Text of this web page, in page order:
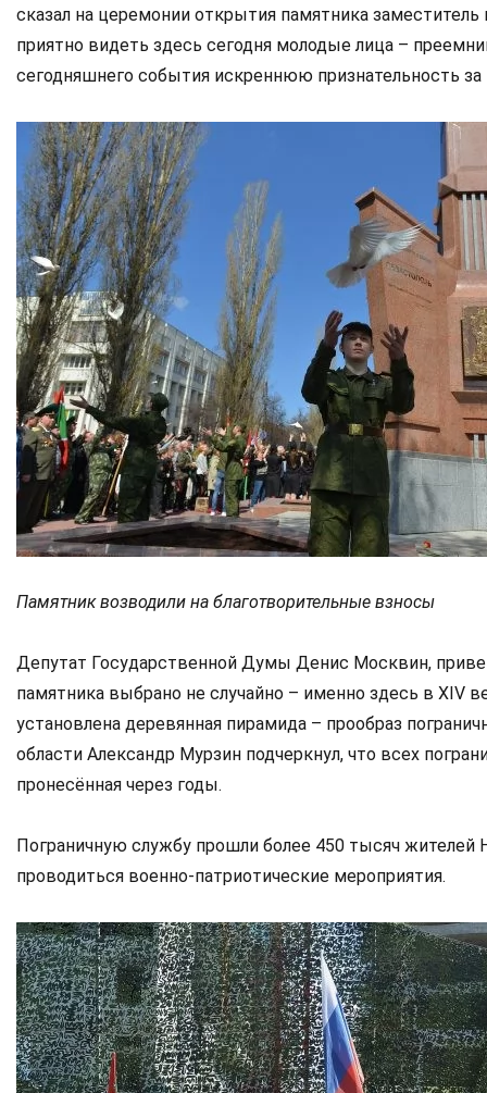
сказал на церемонии открытия памятника
приятно видеть здесь сегодня молодые лица –
сегодняшнего события искреннюю признательность
Памятник возводили на благотворительные взносы
Депутат Государственной Думы Денис Москвин,
памятника выбрано не случайно – именно здесь в XIV
установлена деревянная пирамида – прообраз
области Александр Мурзин подчеркнул, что всех
пронесённая через годы.
Пограничную службу прошли более 450 тысяч жителей
проводиться военно-патриотические мероприятия.